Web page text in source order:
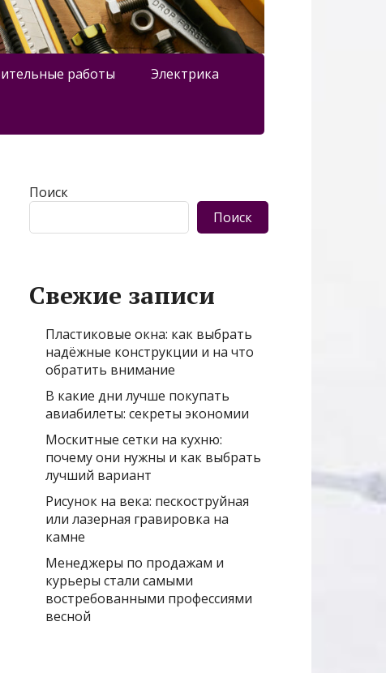
работы Электрика
Поиск
Поиск
Свежие записи
Пластиковые окна: как выбрать
надёжные конструкции и на что
обратить внимание
В какие дни лучше покупать
авиабилеты: секреты экономии
Москитные сетки на кухню:
почему они нужны и как выбрать
лучший вариант
Рисунок на века: пескоструйная
или лазерная гравировка на
камне
Менеджеры по продажам и
курьеры стали самыми
востребованными профессиями
весной